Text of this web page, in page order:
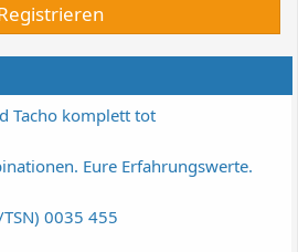
Tacho komplett tot
Eure Erfahrungswerte.
0035 455